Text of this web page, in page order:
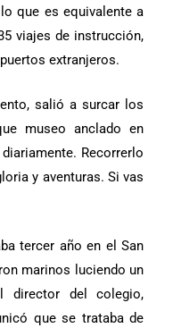
que es equivalente a
viajes de instrucción,
extranjeros.
salió a surcar los
museo anclado en
Recorrerlo
y aventuras. Si vas
tercer año en el San
marinos luciendo un
director del colegio,
que se trataba de